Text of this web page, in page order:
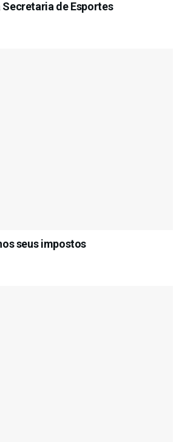
de Esportes
seus impostos